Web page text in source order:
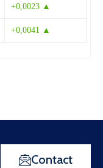
+0,0023 ▲
+0,0041 ▲
Contact